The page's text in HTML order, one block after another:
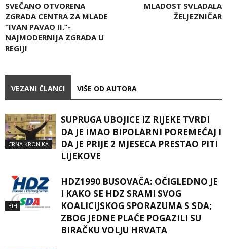
SVEČANO OTVORENA
ZGRADA CENTRA ZA MLADE
“IVAN PAVAO II.”-
NAJMODERNIJA ZGRADA U
REGIJI
MLADOST SVLADALA
ŽELJEZNIČAR
VEZANI ČLANCI VIŠE OD AUTORA
CRNA KRONIKA
SUPRUGA UBOJICE IZ RIJEKE TVRDI
DA JE IMAO BIPOLARNI POREMEĆAJ I
DA JE PRIJE 2 MJESECA PRESTAO PITI
LIJEKOVE
BIH
HDZ1990 BUSOVAČA: OČIGLEDNO JE
I KAKO SE HDZ SRAMI SVOG
KOALICIJSKOG SPORAZUMA S SDA;
ZBOG JEDNE PLAĆE POGAZILI SU
BIRAČKU VOLJU HRVATA